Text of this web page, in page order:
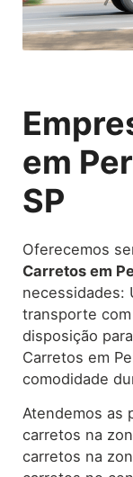
em
SP
Oferecemos
Carretos em
necessidades:
transporte
disposição
Carretos em
comodidade
Atendemos as
carretos na
carretos na